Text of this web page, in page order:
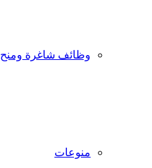
وظائف شاغرة ومنح
منوعات